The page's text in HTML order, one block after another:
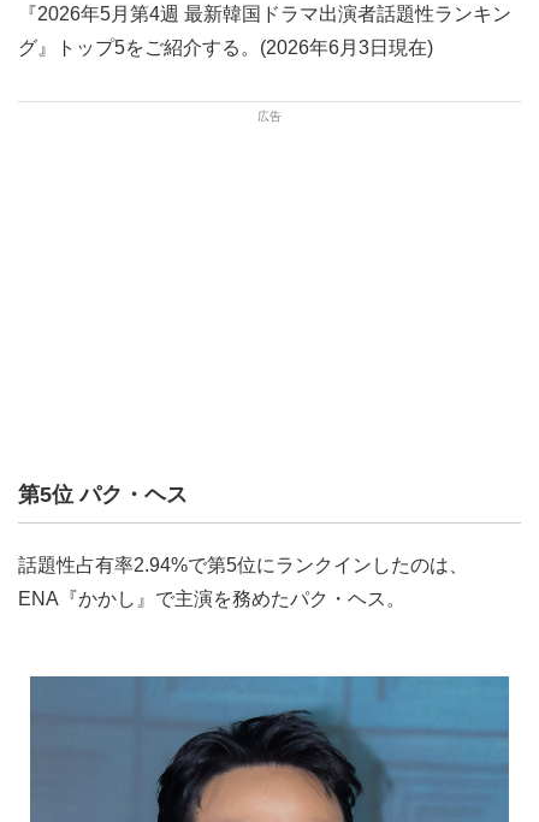
『2026年5月第4週 最新韓国ドラマ出演者話題性ランキン
グ』トップ5をご紹介する。(2026年6月3日現在)
第5位 パク・ヘス
話題性占有率2.94%で第5位にランクインしたのは、
ENA『かかし』で主演を務めたパク・ヘス。